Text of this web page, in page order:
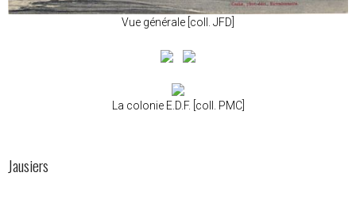
Vue générale [coll. JFD]
La colonie E.D.F. [coll. PMC]
Jausiers